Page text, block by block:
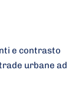
e contrasto
urbane ad